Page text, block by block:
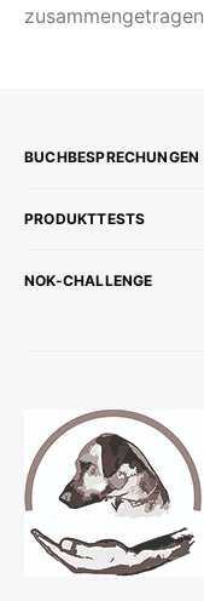
BUCHBESPRECHUNGEN
PRODUKTTESTS
NOK-CHALLENGE